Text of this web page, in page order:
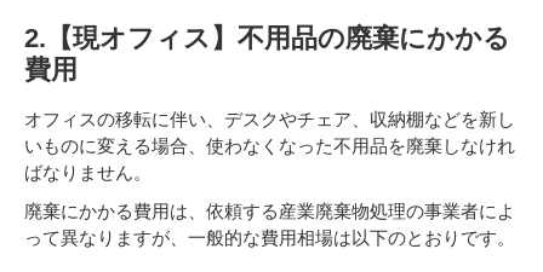
2.【現オフィス】不用品の廃棄にかかる
費用
オフィスの移転に伴い、デスクやチェア、収納棚などを新し
いものに変える場合、使わなくなった不用品を廃棄しなけれ
ばなりません。
廃棄にかかる費用は、依頼する産業廃棄物処理の事業者によ
って異なりますが、一般的な費用相場は以下のとおりです。